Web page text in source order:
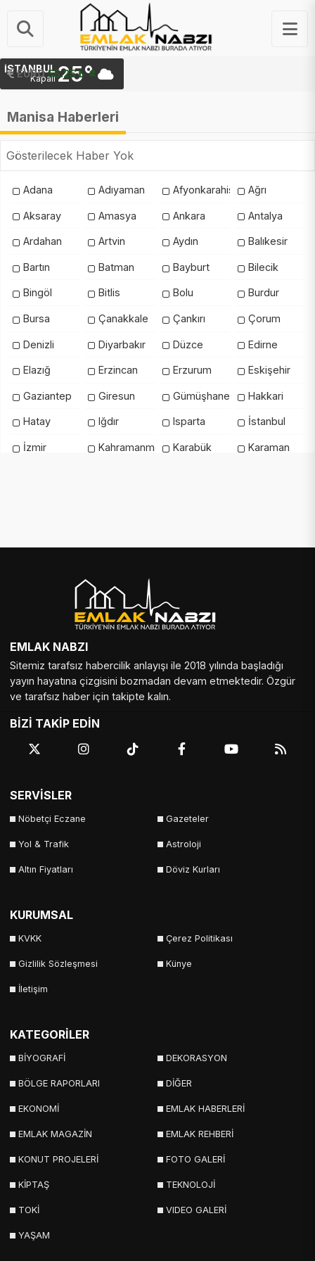
EURO 55.25 ₺
İSTANBUL
Kapalı25°
Manisa Haberleri
Gösterilecek Haber Yok
Adana Adıyaman Afyonkarahisar Ağrı
Aksaray Amasya Ankara Antalya
Ardahan Artvin Aydın Balıkesir
Bartın Batman Bayburt Bilecik
Bingöl Bitlis Bolu Burdur
Bursa Çanakkale Çankırı Çorum
Denizli Diyarbakır Düzce Edirne
Elazığ Erzincan Erzurum Eskişehir
Gaziantep Giresun Gümüşhane Hakkari
Hatay Iğdır Isparta İstanbul
İzmir KahramanmaraşKarabük Karaman
Mardin Mersin Muğla Muş
Sakarya
Sinop Şırnak
Tekirdağ
Uşak Van Yalova Yozgat
EMLAK NABZI
Sitemiz tarafsız habercilik anlayışı ile 2018 yılında başladığı
yayın hayatına çizgisini bozmadan devam etmektedir. Özgür
ve tarafsız haber için takipte kalın.
BİZİ TAKİP EDİN
SERVİSLER
Nöbetçi Eczane Gazeteler
Yol & Trafik Astroloji
Altın Fiyatları Döviz Kurları
KURUMSAL
KVKK Çerez Politikası
Gizlilik Sözleşmesi Künye
İletişim
KATEGORİLER
BİYOGRAFİ DEKORASYON
BÖLGE RAPORLARI DİĞER
EKONOMİ EMLAK HABERLERİ
EMLAK MAGAZİN EMLAK REHBERİ
KONUT PROJELERİ FOTO GALERİ
KİPTAŞ TEKNOLOJİ
TOKİ VIDEO GALERİ
YAŞAM